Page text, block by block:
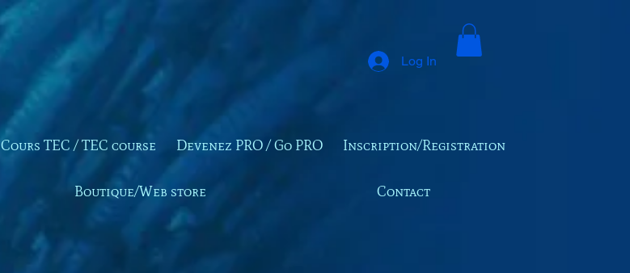
Cours TEC / TEC course Devenez PRO / Go PRO Inscription/Registration
Boutique/Web store Contact
Log In